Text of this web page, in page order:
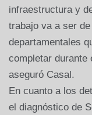
infraestructura y
trabajo va a ser
departamentales
completar durante
aseguró Casal.
En cuanto a los
el diagnóstico de